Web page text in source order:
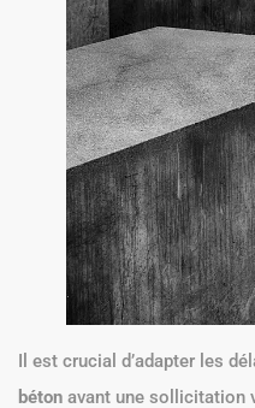
Il est crucial d’adapter les
béton avant une sollicitation